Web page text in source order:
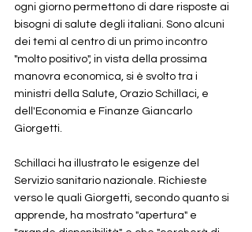
ogni giorno permettono di dare risposte ai
bisogni di salute degli italiani. Sono alcuni
dei temi al centro di un primo incontro
"molto positivo", in vista della prossima
manovra economica, si è svolto tra i
ministri della Salute, Orazio Schillaci, e
dell'Economia e Finanze Giancarlo
Giorgetti.
Schillaci ha illustrato le esigenze del
Servizio sanitario nazionale. Richieste
verso le quali Giorgetti, secondo quanto si
apprende, ha mostrato "apertura" e